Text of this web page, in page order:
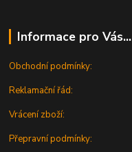
Informace pro Vás...
Obchodní podmínky:
Reklamační řád:
Vrácení zboží:
Přepravní podmínky: